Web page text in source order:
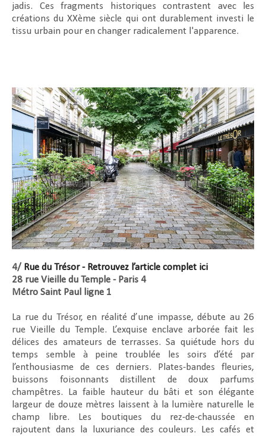
jadis. Ces fragments historiques contrastent avec les
créations du XXème siècle qui ont durablement investi le
tissu urbain pour en changer radicalement l'apparence.
4/ Rue du Trésor - Retrouvez l’article complet ici
28 rue Vieille du Temple - Paris 4
Métro Saint Paul ligne 1
La rue du Trésor, en réalité d’une impasse, débute au 26
rue Vieille du Temple. L’exquise enclave arborée fait les
délices des amateurs de terrasses. Sa quiétude hors du
temps semble à peine troublée les soirs d’été par
l’enthousiasme de ces derniers. Plates-bandes fleuries,
buissons foisonnants distillent de doux parfums
champêtres. La faible hauteur du bâti et son élégante
largeur de douze mètres laissent à la lumière naturelle le
champ libre. Les boutiques du rez-de-chaussée en
rajoutent dans la luxuriance des couleurs. Les cafés et